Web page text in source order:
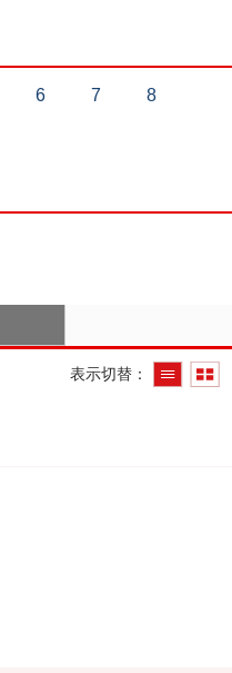
6 7 8
表示切替